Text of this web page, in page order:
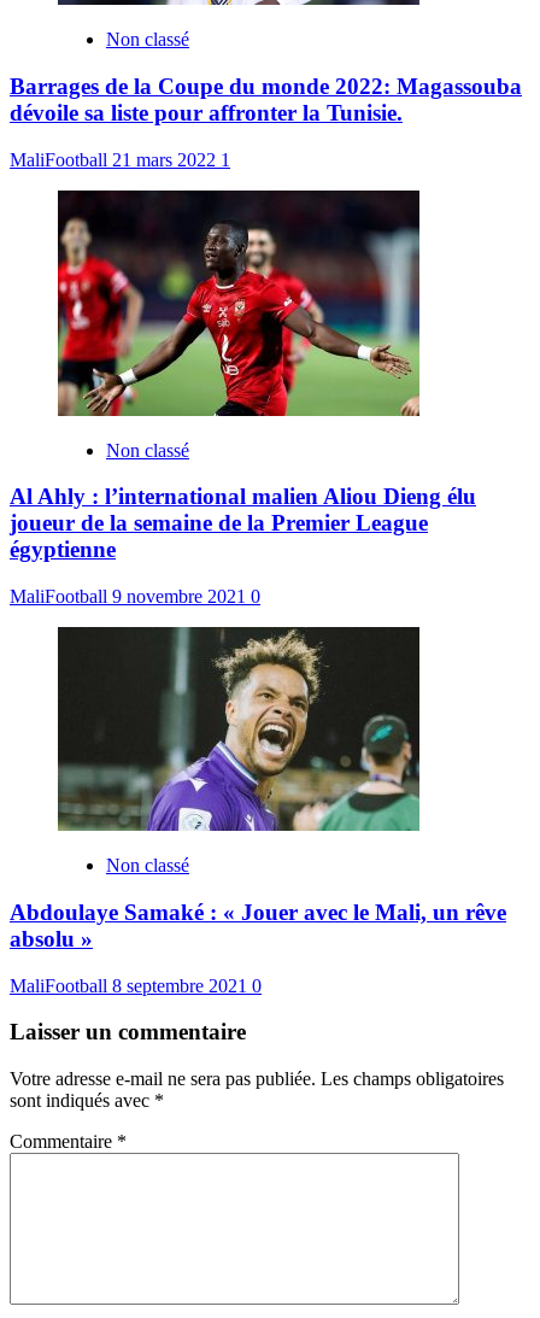
Non classé
Barrages de la Coupe du monde 2022: Magassouba
dévoile sa liste pour affronter la Tunisie.
MaliFootball 21 mars 2022 1
Non classé
Al Ahly : l’international malien Aliou Dieng élu
joueur de la semaine de la Premier League
égyptienne
MaliFootball 9 novembre 2021 0
Non classé
Abdoulaye Samaké : « Jouer avec le Mali, un rêve
absolu »
MaliFootball 8 septembre 2021 0
Laisser un commentaire
Votre adresse e-mail ne sera pas publiée. Les champs obligatoires
sont indiqués avec *
Commentaire *